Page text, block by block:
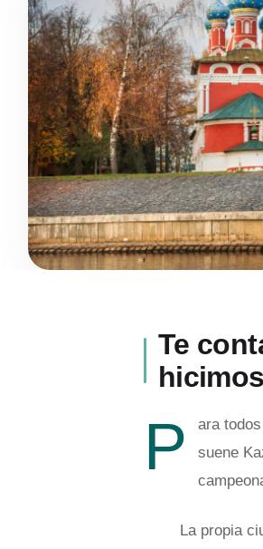
Te
P
ara
suene
La propia